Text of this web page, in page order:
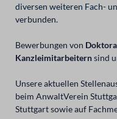
diversen weiteren Fach-
verbunden.
Bewerbungen von
Kanzleimitarbeiternsind
Unsere aktuellen
beim AnwaltVerein
Stuttgart sowie auf